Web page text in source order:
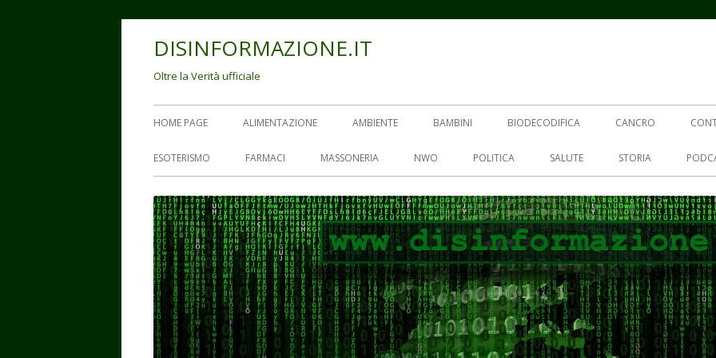
DISINFORMAZIONE.IT
Oltre la Verità ufficiale
Menu
principale
HOME PAGE ALIMENTAZIONE AMBIENTE BAMBINI BIODECODIFICA CANCRO
ESOTERISMO FARMACI MASSONERIA NWO POLITICA SALUTE STORIA